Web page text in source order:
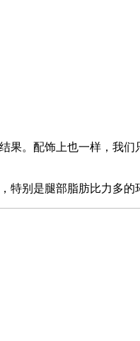
。配饰上也一样，我们
别是腿部脂肪比力多的